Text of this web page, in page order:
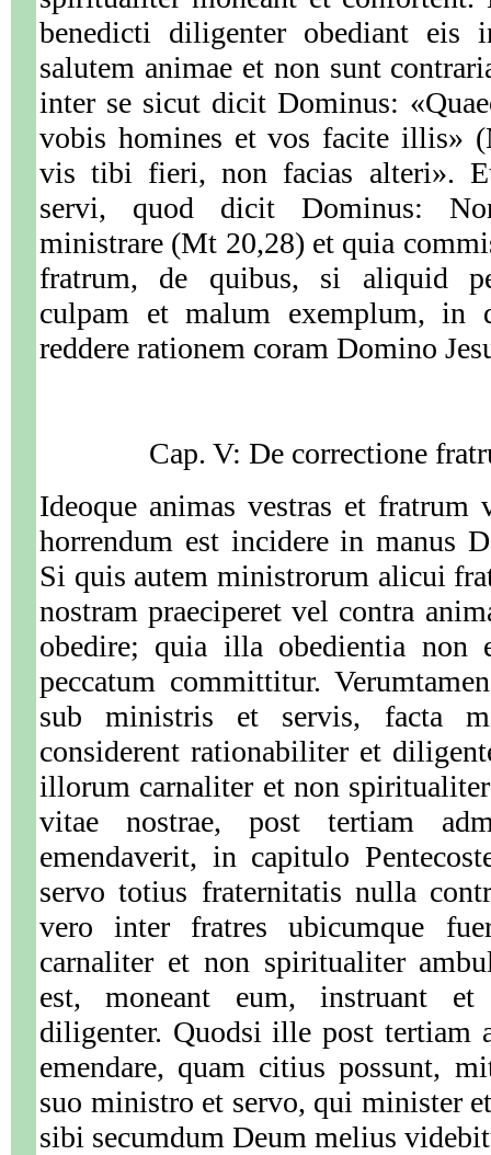
benedicti diligenter obediant eis
salutem animae et non sunt
inter se sicut dicit Dominus:
vobis homines et vos facite illis»
vis tibi fieri, non facias alteri».
servi, quod dicit Dominus:
ministrare (Mt 20,28) et quia
fratrum, de quibus, si aliquid
culpam et malum exemplum, in
reddere rationem coram Domino
Cap. V: De correctione
Ideoque animas vestras et fratrum
horrendum est incidere in manus
Si quis autem ministrorum alicui
nostram praeciperet vel contra
obedire; quia illa obedientia
peccatum committitur.
sub ministris et servis, facta
considerent rationabiliter et
illorum carnaliter et non
vitae nostrae, post tertiam
emendaverit, in capitulo
servo totius fraternitatis nulla
vero inter fratres ubicumque
carnaliter et non spiritualiter
est, moneant eum, instruant
diligenter. Quodsi ille post tertiam
emendare, quam citius possunt,
suo ministro et servo, qui minister
sibi secumdum Deum melius